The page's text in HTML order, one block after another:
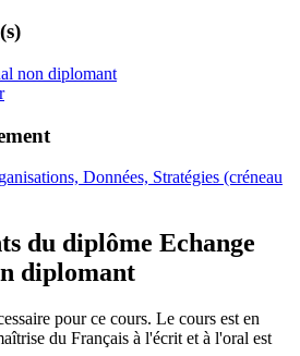
non diplomant
Données, Stratégies (créneau
du diplôme Echange
diplomant
pour ce cours. Le cours est en
du Français à l'écrit et à l'oral est